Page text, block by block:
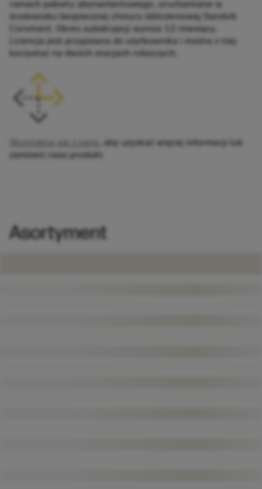
ramach pakietu abonamentowego, uruchamiane w
środowisku bezpiecznej chmury obliczeniowej Sandvik
Coromant. Okres subskrypcji wynosi 12 miesięcy.
Licencja jest przypisana do użytkownika i można z niej
korzystać na dwóch stacjach roboczych.
Skontaktuj się z nami
, aby uzyskać więcej informacji lub
zamówić nasz produkt.
Asortyment